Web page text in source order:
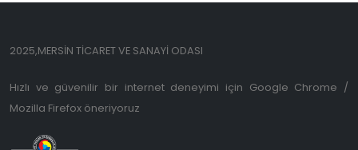
2025,MERSİN TİCARET VE SANAYİ ODASI
Hızlı ve güvenilir bir internet deneyimi için Google Chrome /
Mozilla Firefox öneriyoruz